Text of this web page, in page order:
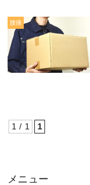
腰痛
1 / 1 1
メニュー